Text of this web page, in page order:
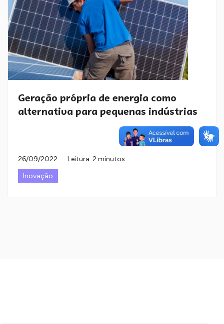
Geração própria de energia como
alternativa para pequenas indústrias
26/09/2022
Leitura: 2 minutos
Inovação